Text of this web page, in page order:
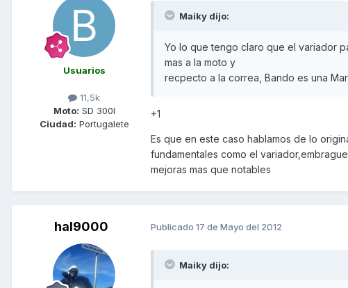
Usuarios
11,5k
Moto: SD 300I
Ciudad: Portugalete
Maiky dijo:
Yo lo que tengo claro que el variador
mas a la moto y
recpecto a la correa, Bando es una
+1
Es que en este caso hablamos de lo
fundamentales como el
mejoras mas que notables
hal9000 Publicado 17 de Mayo del 2012
Maiky dijo: